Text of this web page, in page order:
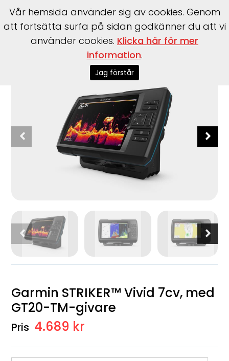
Garmin>
STRIKER™ Vivid 7cv, med GT20-
Garmin STRIKER™ Vivid 7cv, med
GT20-TM-givare
4.689 kr
Vår hemsida använder sig av cookies. Genom
att fortsätta surfa på sidan godkänner du att vi
använder cookies. Klicka här för mer
information.
Jag förstår